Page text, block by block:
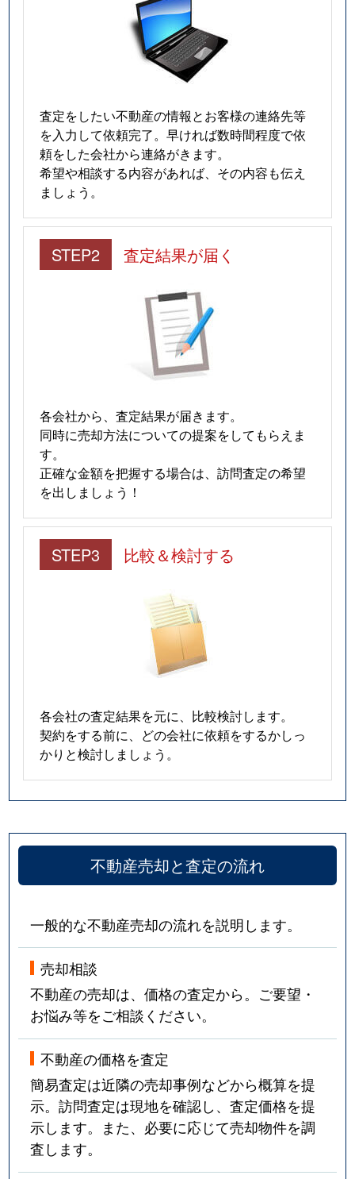
査定をしたい不動産の情報とお客様の連絡先等
を入力して依頼完了。早ければ数時間程度で依
頼をした会社から連絡がきます。
希望や相談する内容があれば、その内容も伝え
ましょう。
STEP2 査定結果が届く
各会社から、査定結果が届きます。
同時に売却方法についての提案をしてもらえま
す。
正確な金額を把握する場合は、訪問査定の希望
を出しましょう！
STEP3 比較＆検討する
各会社の査定結果を元に、比較検討します。
契約をする前に、どの会社に依頼をするかしっ
かりと検討しましょう。
不動産売却と査定の流れ
一般的な不動産売却の流れを説明します。
売却相談
不動産の売却は、価格の査定から。ご要望・
お悩み等をご相談ください。
不動産の価格を査定
簡易査定は近隣の売却事例などから概算を提
示。訪問査定は現地を確認し、査定価格を提
示します。また、必要に応じて売却物件を調
査します。